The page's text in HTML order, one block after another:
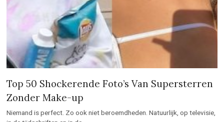
Top 50 Shockerende Foto’s Van Supersterren
Zonder Make-up
Niemand is perfect. Zo ook niet beroemdheden. Natuurlijk, op televisie,